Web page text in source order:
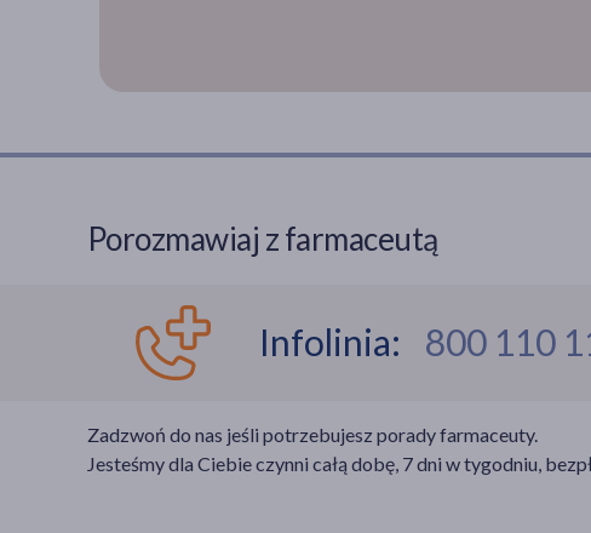
Porozmawiaj z farmaceutą
Infolinia: 800 110
Zadzwoń do nas jeśli potrzebujesz porady farmaceuty.
Jesteśmy dla Ciebie czynni całą dobę, 7 dni w tygodniu,